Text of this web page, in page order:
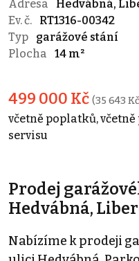
Adresa
Hedvábná,
Ev. č.
RT1316-00342
Typ
garážové stání
Plocha
14 m²
499 000 Kč (35 643
včetně poplatků,
servisu
Prodej
Hedvábná,
Nabízíme k prodeji